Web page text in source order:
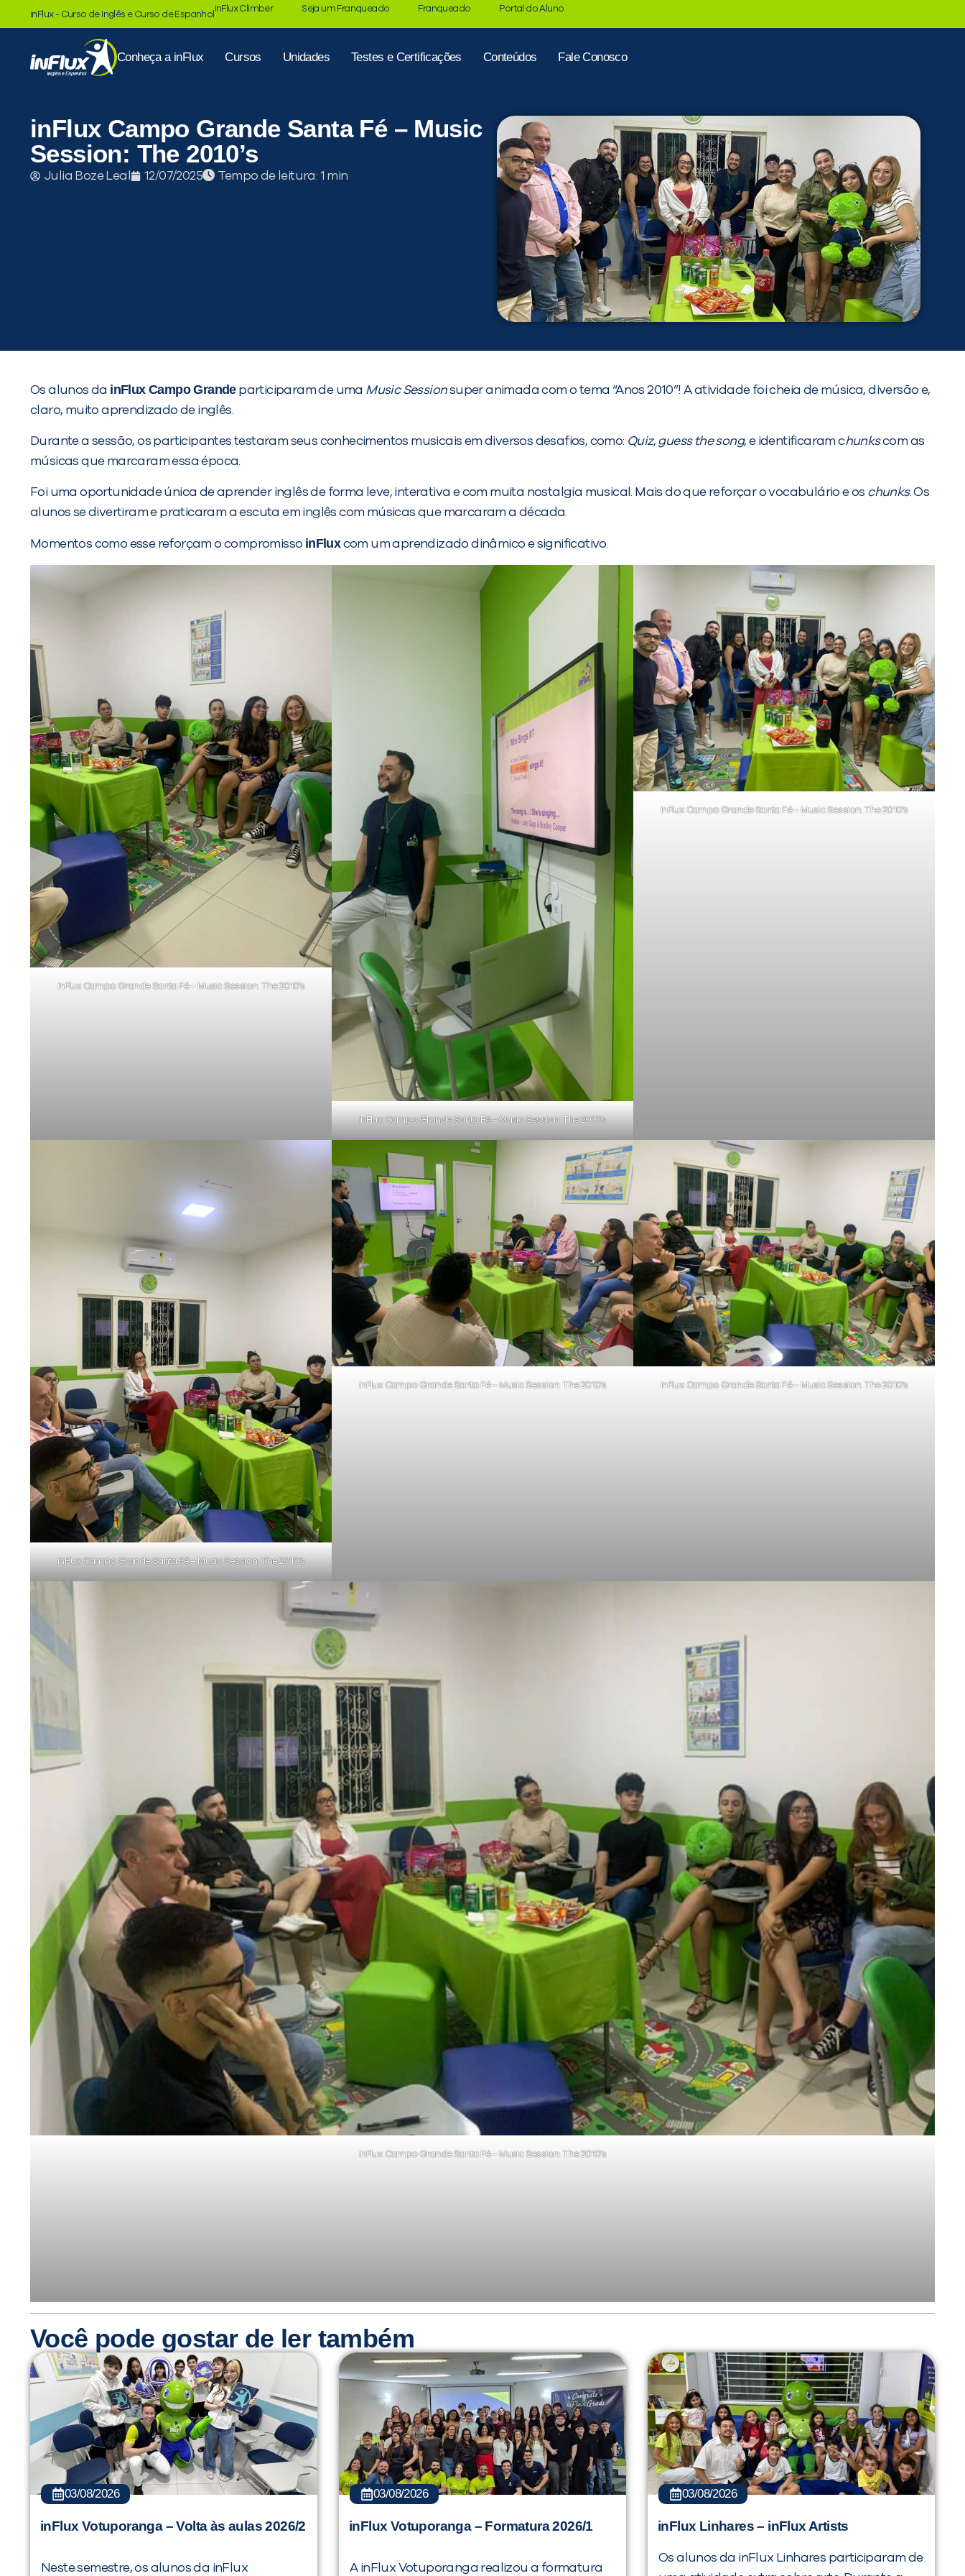
inFlux - Curso de Inglês e Curso de Espanhol
inFlux Climber Seja um Franqueado Franqueado Portal do Aluno
Conheça a inFlux Cursos Unidades Testes e Certificações Conteúdos Fale Conosco
inFlux Campo Grande Santa Fé – Music
Session: The 2010’s
Julia Boze Leal 12/07/2025 Tempo de leitura:
Os alunos da inFlux Campo Grandeparticiparam de uma Music Sessionsuper animada com o tema “Anos 2010”! A atividade foi cheia de música, diversão e,
claro, muito aprendizado de inglês.
Durante a sessão, os participantes testaram seus conhecimentos musicais em diversos desafios, como: Quiz, guess the song, e identificaram chunkscom as
músicas que marcaram essa época.
Foi uma oportunidade única de aprender inglês de forma leve, interativa e com muita nostalgia musical. Mais do que reforçar o vocabulário e os chunks. Os
alunos se divertiram e praticaram a escuta em inglês com músicas que marcaram a década.
Momentos como esse reforçam o compromisso inFluxcom um aprendizado dinâmico e significativo.
inFlux Campo Grande Santa Fé – Music Session: The 2010’s
inFlux Campo Grande Santa Fé – Music Session: The 2010’s
inFlux Campo Grande Santa Fé – Music Session: The 2010’s
inFlux Campo Grande Santa Fé – Music Session: The 2010’s
inFlux Campo Grande Santa Fé – Music Session: The 2010’s inFlux Campo Grande Santa Fé – Music Session: The 2010’s
inFlux Campo Grande Santa Fé – Music Session: The 2010’s
Você pode gostar de ler também
03/08/2026
inFlux Votuporanga – Volta às aulas 2026/2
Neste semestre, os alunos da inFlux
03/08/2026
inFlux Votuporanga – Formatura 2026/1
A inFlux Votuporanga realizou a formatura
03/08/2026
inFlux Linhares – inFlux Artists
Os alunos da inFlux Linhares participaram de
PEÇA UMA DEMONSTRAÇÃO DE MÉTODO